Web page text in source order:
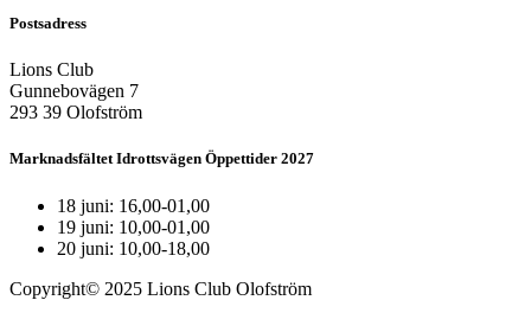
Postsadress
Lions Club
Gunnebovägen 7
293 39 Olofström
Marknadsfältet Idrottsvägen Öppettider 2027
18 juni: 16,00-01,00
19 juni: 10,00-01,00
20 juni: 10,00-18,00
Copyright© 2025 Lions Club Olofström